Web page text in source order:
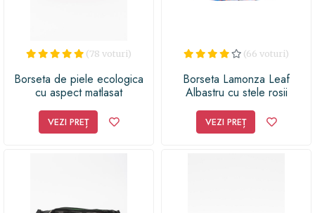
(78 voturi)
Borseta de piele ecologica
cu aspect matlasat
VEZI PREȚ
(66 voturi)
Borseta Lamonza Leaf
Albastru cu stele rosii
VEZI PREȚ